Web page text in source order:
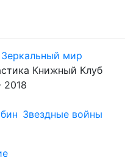
мир
Книжный Клуб
2018
Звездные войны